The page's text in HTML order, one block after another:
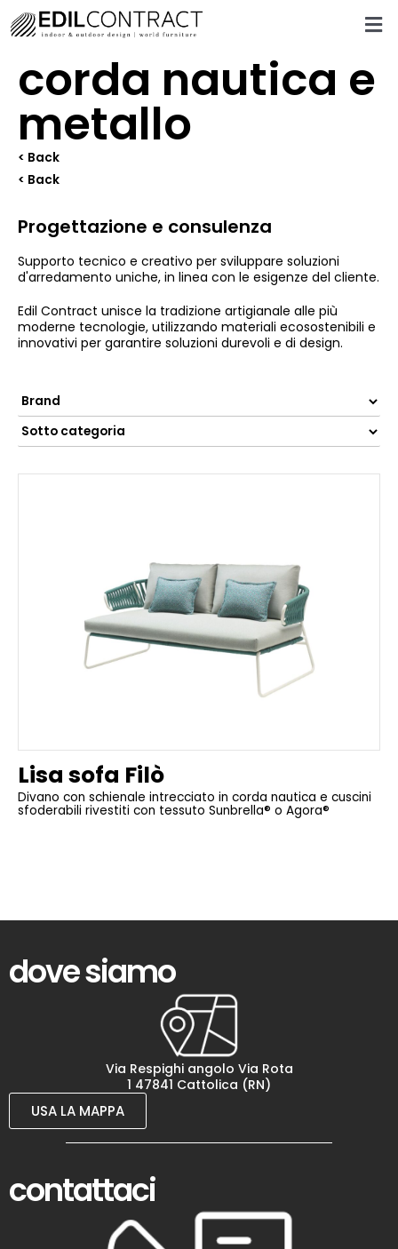
corda nautica e
metallo
< Back
< Back
Progettazione e consulenza
Supporto tecnico e creativo per sviluppare soluzioni
d'arredamento uniche, in linea con le esigenze del cliente.
Edil Contract unisce la tradizione artigianale alle più
moderne tecnologie, utilizzando materiali ecosostenibili e
innovativi per garantire soluzioni durevoli e di design.
Lisa sofa Filò
Divano con schienale intrecciato in corda nautica e cuscini
sfoderabili rivestiti con tessuto Sunbrella® o Agora®
dove siamo
Via Respighi angolo Via Rota
1 47841 Cattolica (RN)
USA LA MAPPA
contattaci